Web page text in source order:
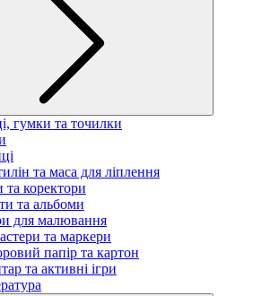
гумки та точилки
та маса для ліплення
та коректори
та альбоми
для малювання
та маркери
папір та картон
та активні ігри